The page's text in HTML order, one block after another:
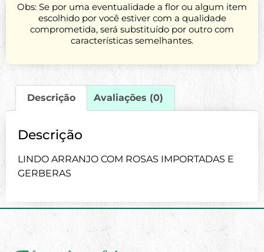
Obs: Se por uma eventualidade a flor ou algum item
escolhido por você estiver com a qualidade
comprometida, será substituído por outro com
características semelhantes.
Descrição Avaliações (0)
Descrição
LINDO ARRANJO COM ROSAS IMPORTADAS E
GERBERAS